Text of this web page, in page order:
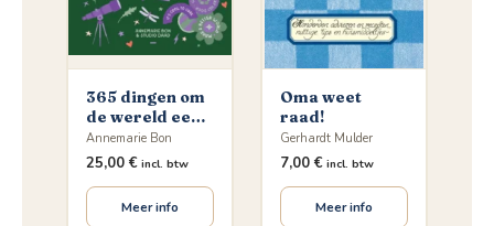
365 dingen om
de wereld een
beetje mooier
te maken met
je kleinkind
Annemarie Bon
25,00 € incl. btw
Meer info
Oma weet
raad!
Gerhardt Mulder
7,00 € incl. btw
Meer info